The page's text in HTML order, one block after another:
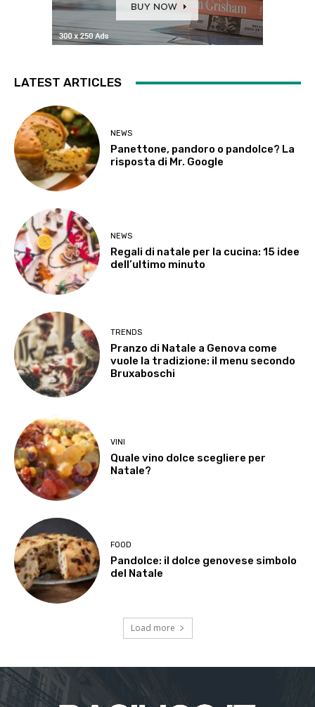
LATEST ARTICLES
NEWS
Panettone, pandoro o pandolce? La
risposta di Mr. Google
NEWS
Regali di natale per la cucina: 15 idee
dell’ultimo minuto
TRENDS
Pranzo di Natale a Genova come
vuole la tradizione: il menu secondo
Bruxaboschi
VINI
Quale vino dolce scegliere per
Natale?
FOOD
Pandolce: il dolce genovese simbolo
del Natale
Load more